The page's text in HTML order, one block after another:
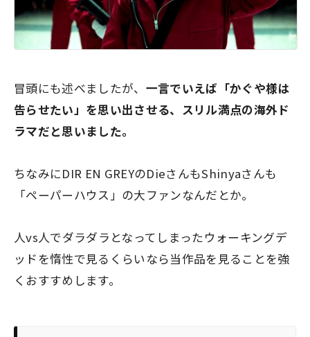
冒頭にも述べましたが、 一言でいえば「かぐや様は
告らせたい」を思い出させる、スリル満点の海外ド
ラマだと思いました。
ちなみにDIR EN GREYのDieさんもShinyaさんも
「ペーパーハウス」の大ファンなんだとか。
人vs人でダラダラとなってしまったウォーキングデ
ッドを惰性で見るくらいなら当作品を見ることを強
くおすすめします。